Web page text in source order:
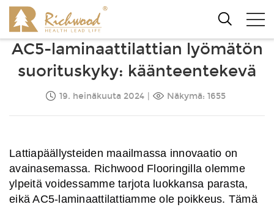
AC5-laminaattilattian lyömätön
suorituskyky: käänteentekevä
19. heinäkuuta 2024 Näkymä: 1655
Lattiapäällysteiden maailmassa innovaatio on
avainasemassa. Richwood Flooringilla olemme
ylpeitä voidessamme tarjota luokkansa parasta,
eikä AC5-laminaattilattiamme ole poikkeus. Tämä